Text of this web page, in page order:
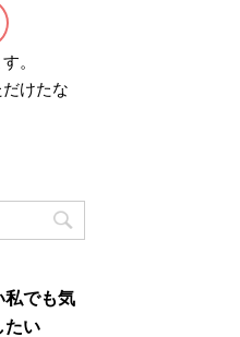
。
けたな
私でも気
たい